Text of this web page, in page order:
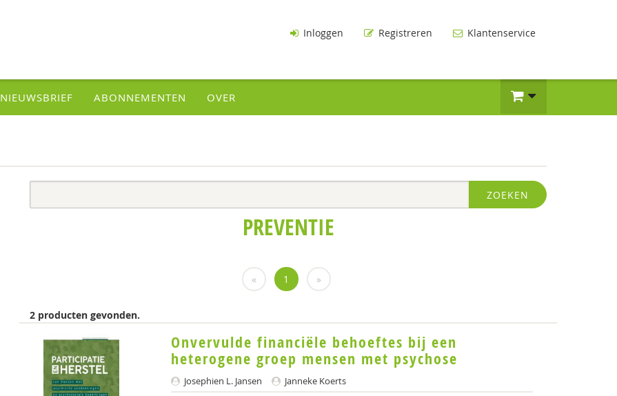
Inloggen Registreren Klantenservice
NIEUWSBRIEF ABONNEMENTEN OVER
ZOEKEN
PREVENTIE
« 1 »
2 producten gevonden.
Onvervulde financiële behoeftes bij een
heterogene groep mensen met psychose
Josephien L. Jansen
Janneke Koerts